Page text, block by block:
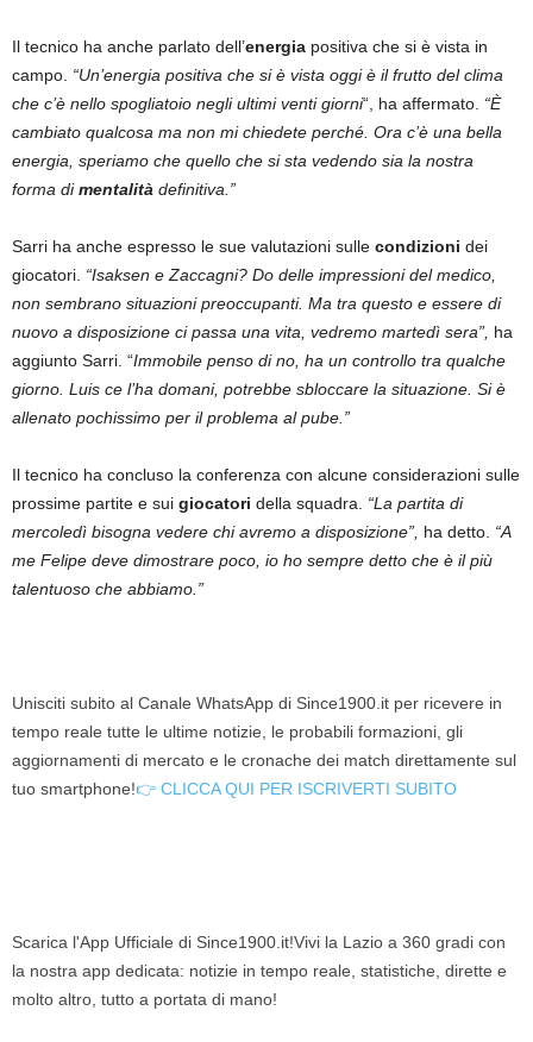
Il tecnico ha anche parlato dell’energia positiva che si è vista in
campo. “Un’energia positiva che si è vista oggi è il frutto del clima
che c’è nello spogliatoio negli ultimi venti giorni“, ha affermato. “È
cambiato qualcosa ma non mi chiedete perché. Ora c’è una bella
energia, speriamo che quello che si sta vedendo sia la nostra
forma dimentalità definitiva.”
Sarri ha anche espresso le sue valutazioni sulle condizioni dei
giocatori. “Isaksen e Zaccagni? Do delle impressioni del medico,
non sembrano situazioni preoccupanti. Ma tra questo e essere di
nuovo a disposizione ci passa una vita, vedremo martedì sera”, ha
aggiunto Sarri. “Immobile penso di no, ha un controllo tra qualche
giorno. Luis ce l’ha domani, potrebbe sbloccare la situazione. Si è
allenato pochissimo per il problema al pube.”
Il tecnico ha concluso la conferenza con alcune considerazioni sulle
prossime partite e sui giocatori della squadra. “La partita di
mercoledì bisogna vedere chi avremo a disposizione”, ha detto. “A
me Felipe deve dimostrare poco, io ho sempre detto che è il più
talentuoso che abbiamo.”
Unisciti subito al Canale WhatsApp di Since1900.it per ricevere in
tempo reale tutte le ultime notizie, le probabili formazioni, gli
aggiornamenti di mercato e le cronache dei match direttamente sul
tuo smartphone!👉 CLICCA QUI PER ISCRIVERTI SUBITO
Scarica l'App Ufficiale di Since1900.it!Vivi la Lazio a 360 gradi con
la nostra app dedicata: notizie in tempo reale, statistiche, dirette e
molto altro, tutto a portata di mano!